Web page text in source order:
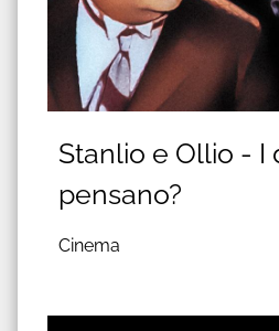
Stanlio e Ollio - I
pensano?
Cinema